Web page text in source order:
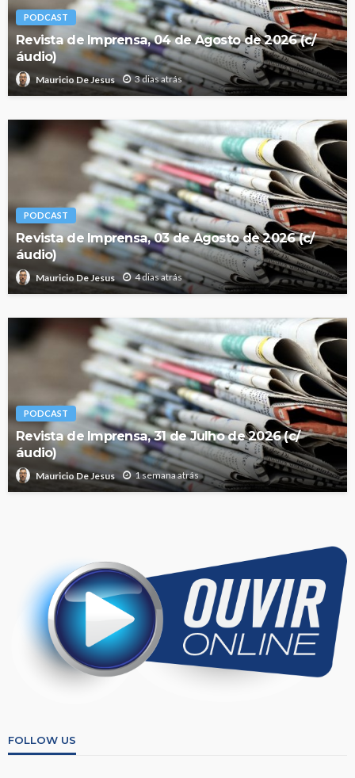
PODCAST
Revista de Imprensa, 04 de Agosto de 2026 (c/
áudio)
Mauricio De Jesus 3 dias atrás
PODCAST
Revista de Imprensa, 03 de Agosto de 2026 (c/
áudio)
Mauricio De Jesus 4 dias atrás
PODCAST
Revista de Imprensa, 31 de Julho de 2026 (c/
áudio)
Mauricio De Jesus 1 semana atrás
FOLLOW US